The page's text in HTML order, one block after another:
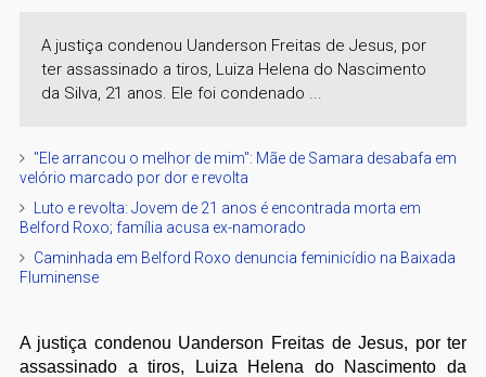
A justiça condenou Uanderson Freitas de Jesus, por
ter assassinado a tiros, Luiza Helena do Nascimento
da Silva, 21 anos. Ele foi condenado ...
"Ele arrancou o melhor de mim": Mãe de Samara desabafa em
velório marcado por dor e revolta
Luto e revolta: Jovem de 21 anos é encontrada morta em
Belford Roxo; família acusa ex-namorado
Caminhada em Belford Roxo denuncia feminicídio na Baixada
Fluminense
A justiça condenou Uanderson Freitas de Jesus, por ter
assassinado a tiros, Luiza Helena do Nascimento da